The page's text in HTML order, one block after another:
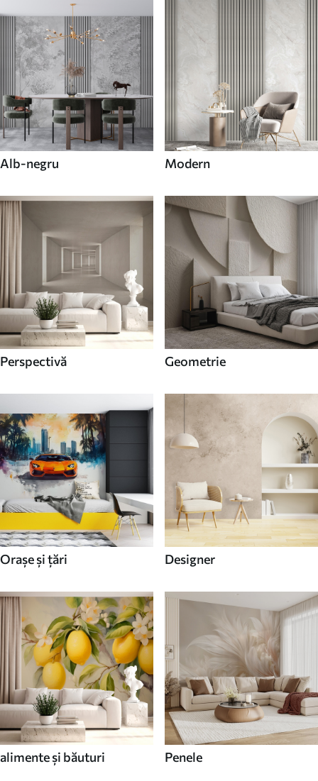
Alb-negru Modern
Perspectivă Geometrie
Orașe și țări Designer
alimente și băuturi Penele